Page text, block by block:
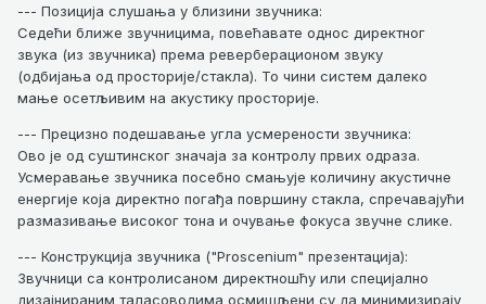
--- Позиција слушања у близини звучника:
Седећи ближе звучницима, повећавате однос директног
звука (из звучника) према реверберационом звуку
(одбијања од просторије/стакла). То чини систем далеко
мање осетљивим на акустику просторије.
--- Прецизно подешавање угла усмерености звучника:
Ово је од суштинског значаја за контролу првих одраза.
Усмеравање звучника посебно смањује количину акустичне
енергије која директно погађа површину стакла, спречавајући
размазивање високог тона и очување фокуса звучне слике.
--- Конструкција звучника ("Proscenium" презентација):
Звучници са контролисаном директношћу или специјално
дизајнираним таласоводима осмишљени су да минимизирају